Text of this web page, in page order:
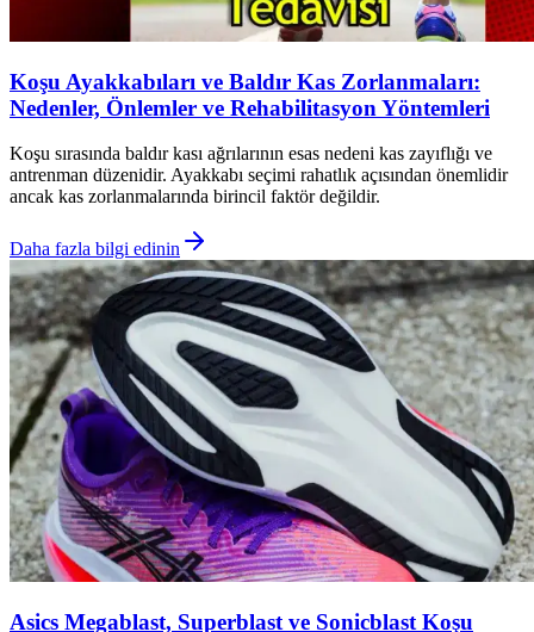
Koşu Ayakkabıları ve Baldır Kas Zorlanmaları:
Nedenler, Önlemler ve Rehabilitasyon Yöntemleri
Koşu sırasında baldır kası ağrılarının esas nedeni kas zayıflığı ve
antrenman düzenidir. Ayakkabı seçimi rahatlık açısından önemlidir
ancak kas zorlanmalarında birincil faktör değildir.
Daha fazla bilgi edinin
Asics Megablast, Superblast ve Sonicblast Koşu